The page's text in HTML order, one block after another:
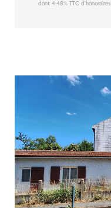
dont 4.48% TTC d'honoraires